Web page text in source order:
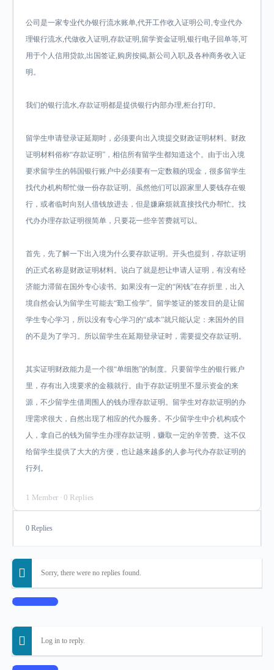
公司是一家专业代办银行流水账单,代开工作收入证明公司,专业代办
理银行流水,代做收入证明,存款证明,留学资金证明,银行电子回单等,可
用于个人信用贷款,出国签证,购房按揭,新公司入职,及各种商务收入证
明。
我们的银行流水,存款证明都是提供银行内部办理,柜台打印。
留学生申请登录证延期时，必须要向出入境提交财政证明材料。财政
证明材料俗称“存款证明”，相信所有留学生都知道这个。由于出入境
要求留学生的韩国银行账户中必须要有一定数额的现金，很多留学生
找代办机构帮忙做一份存款证明。虽然他们可以跟家里人要钱存在银
行，或者临时向别人借钱放进去，但是嫌麻烦就直接找代办帮忙。找
代办办理存款证明很简单，只要花一些辛苦费就可以。
首先，先了解一下出入境为什么要存款证明。开头也提到，存款证明
的正式名称是财政证明材料。说白了就是想让申请人证明，有没有经
济能力滞留在国外专心读书。如果没有一定的“闲钱”在存折里，出入
境自然会认为留学生可能去“勤工俭学”。留学签证的签发目的是让留
学生专心学习，所以没有专心学习的“成本”就只能认定：来国外的目
的不是为了学习。所以留学生在延期登录证时，需要提交存款证明。
其实证明财政能力是一个很“单细胞”的制度。只要留学生的银行账户
里，存有出入境要求的金额就行。由于存款证明里不显示资金的来
源，不少留学生借周围人的钱办理存款证明。留学生对存款证明的办
理需求很大，自然出现了相应的代办服务。不少留学生中介机构或个
人，拿自己的钱为留学生办理存款证明，赚取一定的辛苦费。这不仅
给留学生提供了大大的方便，也让越来越多的人参与代办存款证明的
行列。
1 Member · 0 Replies
0 Replies
Sorry, there were no replies found.
Log In to Reply
Log in to reply.